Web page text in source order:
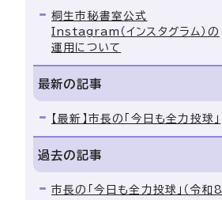
桐生市秘書室公式
Instagram（インスタグラム）の
運用について
最新の記事
【最新】市長の「今日も全力投球」
過去の記事
市長の「今日も全力投球」（令和8